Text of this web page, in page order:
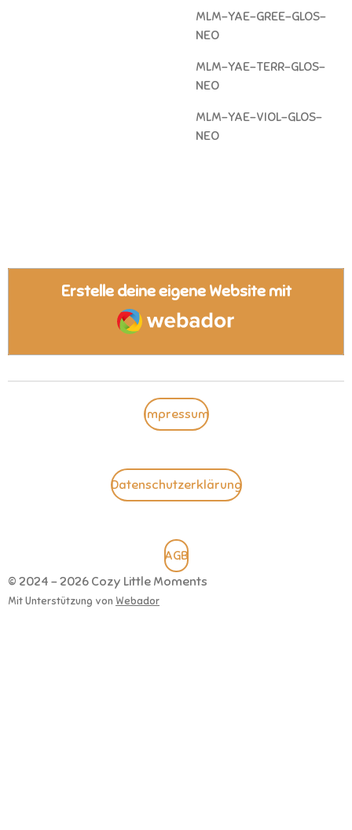
MLM-YAE-GREE-GLOS-
NEO
MLM-YAE-TERR-GLOS-
NEO
MLM-YAE-VIOL-GLOS-
NEO
Erstelle deine eigene Website mit
Webador
Impressum
Datenschutzerklärung
AGB
© 2024 - 2026 Cozy Little Moments
Mit Unterstützung von Webador